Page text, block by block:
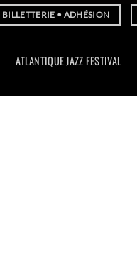
BILLETTERIE • ADHÉSION
ATLANTIQUE JAZZ FESTIVAL